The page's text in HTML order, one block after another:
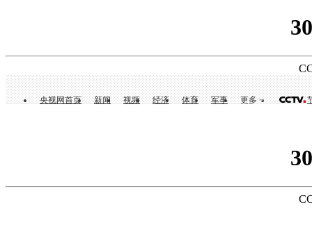
央视网首页 新闻 视频 经济 体育 军事 更多